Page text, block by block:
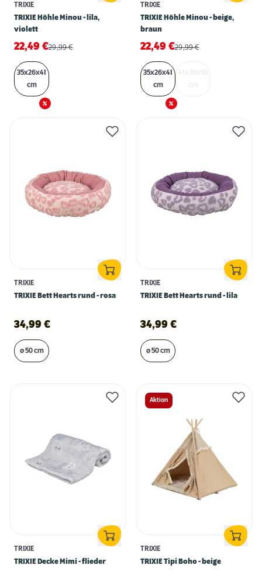
TRIXIE
TRIXIE Höhle Minou - lila,
violett
22,49 €29,99€
35x26x41
cm
TRIXIE
TRIXIE Höhle Minou - beige,
braun
22,49 €29,99€
35x26x41
cm
TRIXIE
TRIXIE Bett Hearts rund - rosa
34,99 €
ø 50 cm
TRIXIE
TRIXIE Bett Hearts rund - lila
34,99 €
ø 50 cm
TRIXIE
TRIXIE Decke Mimi - flieder
Aktion
TRIXIE
TRIXIE Tipi Boho - beige